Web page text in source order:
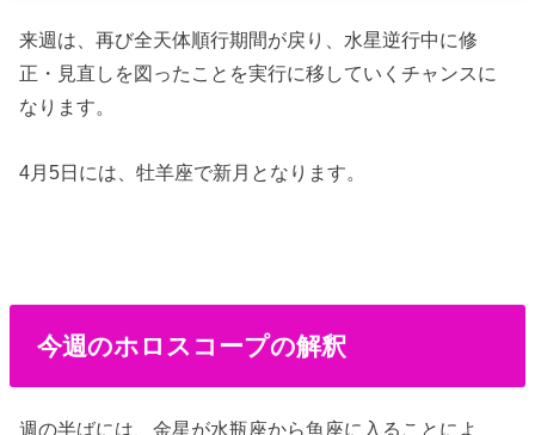
来週は、再び全天体順行期間が戻り、水星逆行中に修
正・見直しを図ったことを実行に移していくチャンスに
なります。
4月5日には、牡羊座で新月となります。
今週のホロスコープの解釈
週の半ばには、金星が水瓶座から魚座に入ることによ